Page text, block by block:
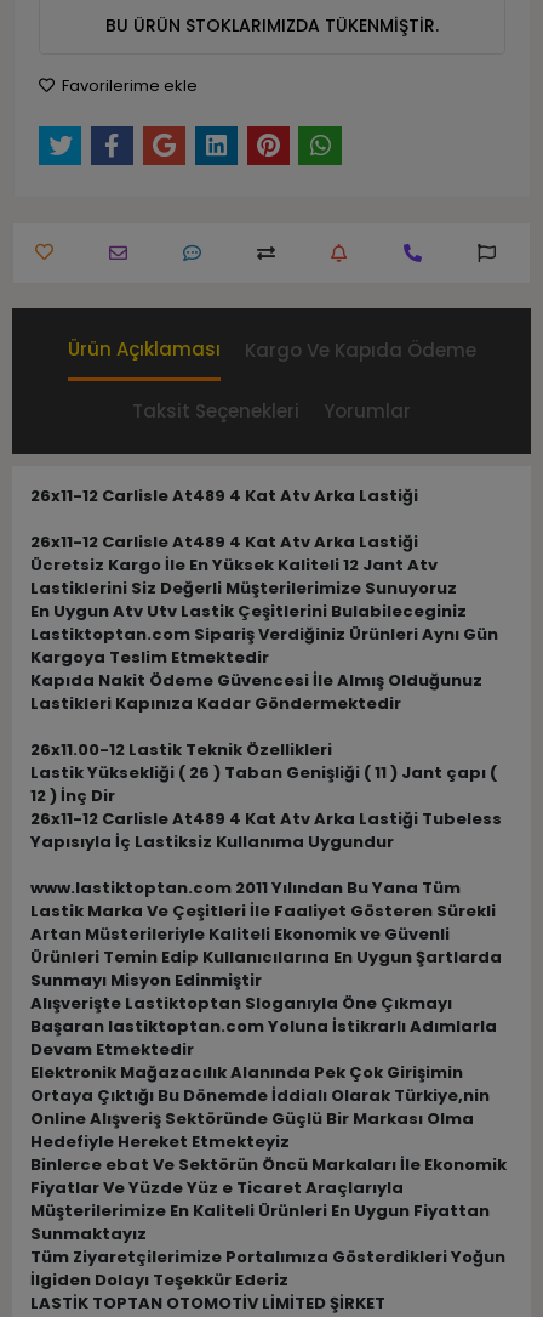
BU ÜRÜN STOKLARIMIZDA TÜKENMİŞTİR.
Favorilerime ekle
Ürün Açıklaması Kargo Ve Kapıda Ödeme
Taksit Seçenekleri Yorumlar
26x11-12 Carlisle At489 4 Kat Atv Arka Lastiği
26x11-12 Carlisle At489 4 Kat Atv Arka Lastiği
Ücretsiz Kargo İle En Yüksek Kaliteli 12 Jant Atv
Lastiklerini Siz Değerli Müşterilerimize Sunuyoruz
En Uygun Atv Utv Lastik Çeşitlerini Bulabileceginiz
Lastiktoptan.com Sipariş Verdiğiniz Ürünleri Aynı Gün
Kargoya Teslim Etmektedir
Kapıda Nakit Ödeme Güvencesi İle Almış Olduğunuz
Lastikleri Kapınıza Kadar Göndermektedir
26x11.00-12 Lastik Teknik Özellikleri
Lastik Yüksekliği ( 26 ) Taban Genişliği ( 11 ) Jant çapı (
12 ) İnç Dir
26x11-12 Carlisle At489 4 Kat Atv Arka Lastiği Tubeless
Yapısıyla İç Lastiksiz Kullanıma Uygundur
www.lastiktoptan.com 2011 Yılından Bu Yana Tüm
Lastik Marka Ve Çeşitleri İle Faaliyet Gösteren Sürekli
Artan Müsterileriyle Kaliteli Ekonomik ve Güvenli
Ürünleri Temin Edip Kullanıcılarına En Uygun Şartlarda
Sunmayı Misyon Edinmiştir
Alışverişte Lastiktoptan Sloganıyla Öne Çıkmayı
Başaran lastiktoptan.com Yoluna İstikrarlı Adımlarla
Devam Etmektedir
Elektronik Mağazacılık Alanında Pek Çok Girişimin
Ortaya Çıktığı Bu Dönemde İddialı Olarak Türkiye,nin
Online Alışveriş Sektöründe Güçlü Bir Markası Olma
Hedefiyle Hereket Etmekteyiz
Binlerce ebat Ve Sektörün Öncü Markaları İle Ekonomik
Fiyatlar Ve Yüzde Yüz e Ticaret Araçlarıyla
Müşterilerimize En Kaliteli Ürünleri En Uygun Fiyattan
Sunmaktayız
Tüm Ziyaretçilerimize Portalımıza Gösterdikleri Yoğun
İlgiden Dolayı Teşekkür Ederiz
LASTİK TOPTAN OTOMOTİV LİMİTED ŞİRKET